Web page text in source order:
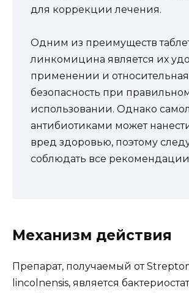
для коррекции лечения.
Одним из преимуществ
линкомицина является их
применении и относительная
безопасность при
использовании. Однако
антибиотиками может
вред здоровью, поэтому
соблюдать все рекомендации
Механизм действия
Препарат, получаемый от
lincolnensis, является